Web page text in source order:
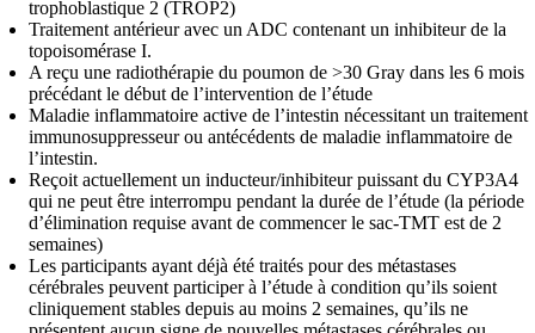
trophoblastique 2 (TROP2)
Traitement antérieur avec un ADC contenant un inhibiteur de la
topoisomérase I.
A reçu une radiothérapie du poumon de >30 Gray dans les 6 mois
précédant le début de l’intervention de l’étude
Maladie inflammatoire active de l’intestin nécessitant un traitement
immunosuppresseur ou antécédents de maladie inflammatoire de
l’intestin.
Reçoit actuellement un inducteur/inhibiteur puissant du CYP3A4
qui ne peut être interrompu pendant la durée de l’étude (la période
d’élimination requise avant de commencer le sac-TMT est de 2
semaines)
Les participants ayant déjà été traités pour des métastases
cérébrales peuvent participer à l’étude à condition qu’ils soient
cliniquement stables depuis au moins 2 semaines, qu’ils ne